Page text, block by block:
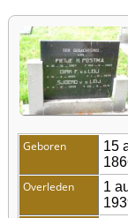
Geboren
15
Overleden
1